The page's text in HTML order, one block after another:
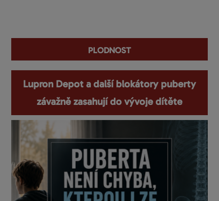
plodnost
Lupron Depot a další blokátory puberty
závažně zasahují do vývoje dítěte